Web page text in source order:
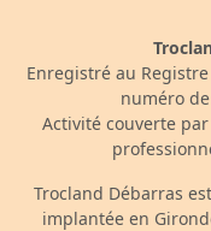
Enregistré au
numéro de
Activité couverte
Trocland Débarras
implantée en